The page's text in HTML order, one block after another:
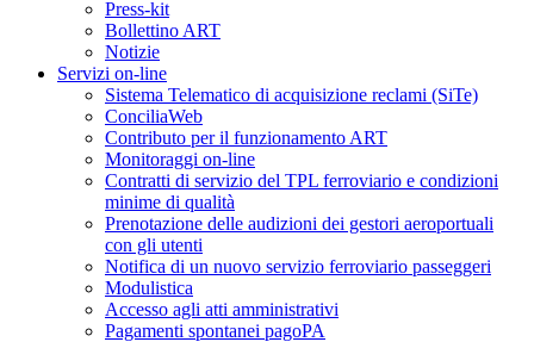
Press-kit
Bollettino ART
Notizie
Servizi on-line
Sistema Telematico di acquisizione reclami (SiTe)
ConciliaWeb
Contributo per il funzionamento ART
Monitoraggi on-line
Contratti di servizio del TPL ferroviario e condizioni
minime di qualità
Prenotazione delle audizioni dei gestori aeroportuali
con gli utenti
Notifica di un nuovo servizio ferroviario passeggeri
Modulistica
Accesso agli atti amministrativi
Pagamenti spontanei pagoPA